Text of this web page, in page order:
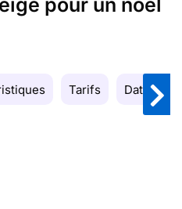
pour un noël
Tarifs Date de